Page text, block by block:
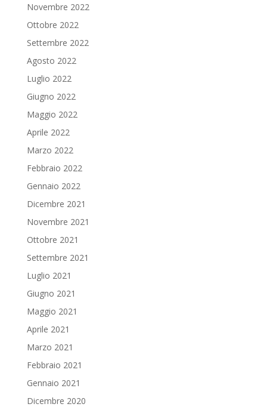
Novembre 2022
Ottobre 2022
Settembre 2022
Agosto 2022
Luglio 2022
Giugno 2022
Maggio 2022
Aprile 2022
Marzo 2022
Febbraio 2022
Gennaio 2022
Dicembre 2021
Novembre 2021
Ottobre 2021
Settembre 2021
Luglio 2021
Giugno 2021
Maggio 2021
Aprile 2021
Marzo 2021
Febbraio 2021
Gennaio 2021
Dicembre 2020